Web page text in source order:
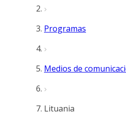
Programas
Medios de
Lituania